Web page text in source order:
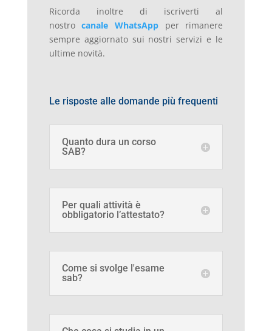
Ricorda inoltre di iscriverti al
nostrocanale WhatsApp per rimanere
sempre aggiornato sui nostri servizi e le
ultime novità.
Le risposte alle domande più frequenti
Quanto dura un corso
SAB?
Per quali attività è
obbligatorio l’attestato?
Come si svolge l'esame
sab?